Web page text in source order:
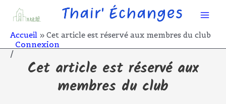
contenu
Accueil Cet article est réservé aux membres du club
Connexion
/
Cet article est réservé aux
membres du club